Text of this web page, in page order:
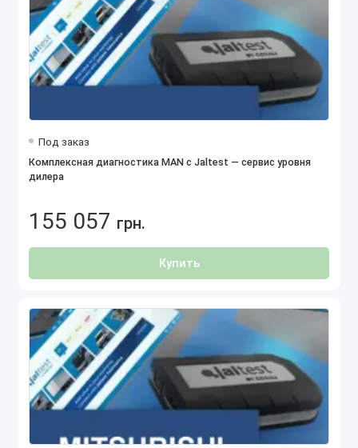
Под заказ
Комплексная диагностика MAN с Jaltest — сервис уровня
дилера
155 057 грн.
Купить